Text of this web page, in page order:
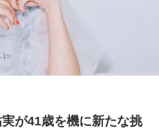
が41歳を機に新たな挑